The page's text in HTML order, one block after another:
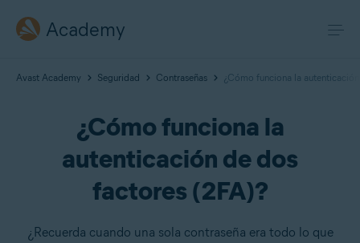
Academy
Avast Academy Seguridad Contraseñas ¿Cómo funciona la
¿Cómo funciona la
autenticación de dos
factores (2FA)?
¿Recuerda cuando una sola contraseña era todo lo que